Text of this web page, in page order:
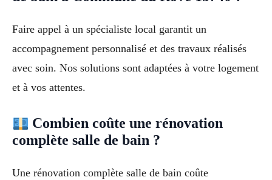
Faire appel à un spécialiste local garantit un
accompagnement personnalisé et des travaux réalisés
avec soin. Nos solutions sont adaptées à votre logement
et à vos attentes.
Combien coûte une rénovation
complète salle de bain ?
Une rénovation complète salle de bain coûte